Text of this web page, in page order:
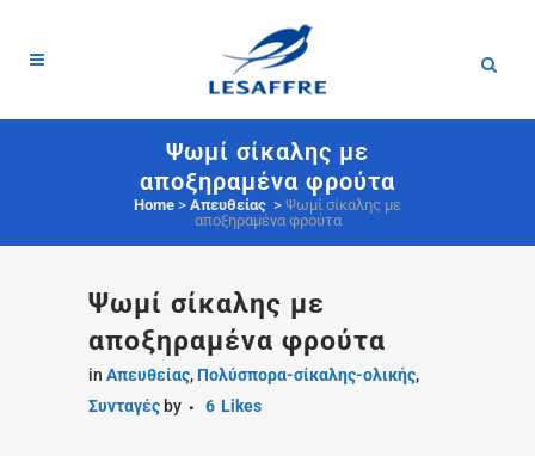
Ψωμί σίκαλης με
αποξηραμένα φρούτα
Home > Απευθείας > Ψωμί σίκαλης με
αποξηραμένα φρούτα
Ψωμί σίκαλης με
αποξηραμένα φρούτα
in Απευθείας,Πολύσπορα-σίκαλης-ολικής,
Συνταγές by 6 Likes